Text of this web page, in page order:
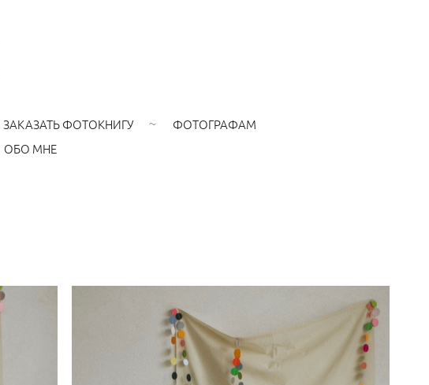
ЗАКАЗАТЬ ФОТОКНИГУ
ФОТОГРАФАМ
ОБО МНЕ